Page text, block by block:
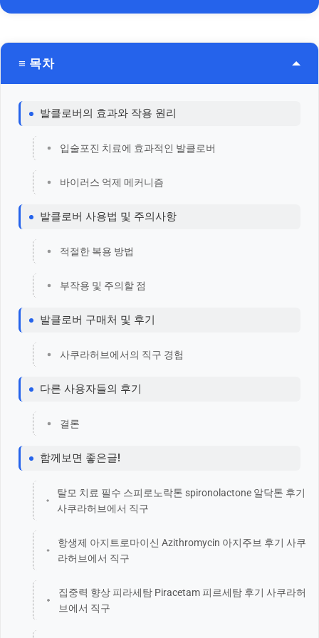
≡ 목차
발클로버의 효과와 작용 원리
입술포진 치료에 효과적인 발클로버
바이러스 억제 메커니즘
발클로버 사용법 및 주의사항
적절한 복용 방법
부작용 및 주의할 점
발클로버 구매처 및 후기
사쿠라허브에서의 직구 경험
다른 사용자들의 후기
결론
함께보면 좋은글!
탈모 치료 필수 스피로노락톤 spironolactone 알닥톤 후기
사쿠라허브에서 직구
항생제 아지트로마이신 Azithromycin 아지주브 후기 사쿠
라허브에서 직구
집중력 향상 피라세탐 Piracetam 피르세탐 후기 사쿠라허
브에서 직구